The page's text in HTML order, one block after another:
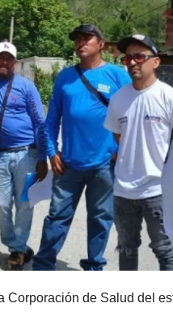
de Salud del